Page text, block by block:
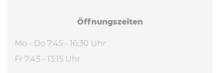
Öff­nungs­zei­ten
Mo - Do 7:45 - 16:30 Uhr
Fr 7:45 - 13:15 Uhr